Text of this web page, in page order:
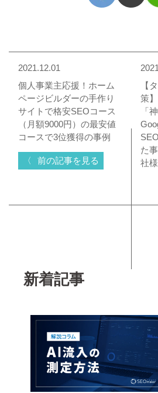
2021.12.01
個人事業主応援！ホーム
ページビルダーの手作り
サイトで格安SEOコース
（月額9000円）の最安値
コースで3位獲得の事例
前の記事を見る
【
策
「
た
社様
新着記事